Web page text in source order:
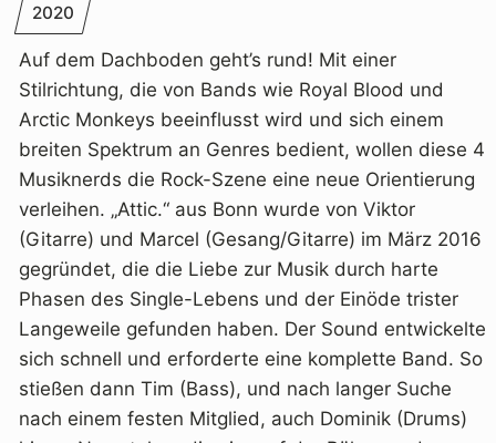
2020
Auf dem Dachboden geht’s rund! Mit einer
Stilrichtung, die von Bands wie Royal Blood und
Arctic Monkeys beeinflusst wird und sich einem
breiten Spektrum an Genres bedient, wollen diese 4
Musiknerds die Rock-Szene eine neue Orientierung
verleihen. „Attic.“ aus Bonn wurde von Viktor
(Gitarre) und Marcel (Gesang/Gitarre) im März 2016
gegründet, die die Liebe zur Musik durch harte
Phasen des Single-Lebens und der Einöde trister
Langeweile gefunden haben. Der Sound entwickelte
sich schnell und erforderte eine komplette Band. So
stießen dann Tim (Bass), und nach langer Suche
nach einem festen Mitglied, auch Dominik (Drums)